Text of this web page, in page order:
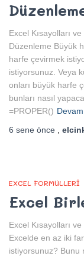
Excel Kısayolları
Düzenleme Büyük
harfe çevirmek
istiyorsunuz. Veya
onları büyük harfe
bunları nasıl
=PROPER()
6 sene önce
EXCEL FORMÜLLERI
Excel
Excel Kısayolları
Excelde en az iki
istiyorsunuz? Bunu